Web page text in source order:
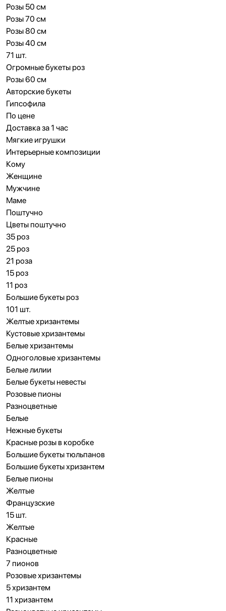
Розы 50 см
Розы 70 см
Розы 80 см
Розы 40 см
71 шт.
Огромные букеты роз
Розы 60 см
Авторские букеты
Гипсофила
По цене
Доставка за 1 час
Мягкие игрушки
Интерьерные композиции
Кому
Женщине
Мужчине
Маме
Поштучно
Цветы поштучно
35 роз
25 роз
21 роза
15 роз
11 роз
Большие букеты роз
101 шт.
Желтые хризантемы
Кустовые хризантемы
Белые хризантемы
Одноголовые хризантемы
Белые лилии
Белые букеты невесты
Розовые пионы
Разноцветные
Белые
Нежные букеты
Красные розы в коробке
Большие букеты тюльпанов
Большие букеты хризантем
Белые пионы
Желтые
Французские
15 шт.
Желтые
Красные
Разноцветные
7 пионов
Розовые хризантемы
5 хризантем
11 хризантем